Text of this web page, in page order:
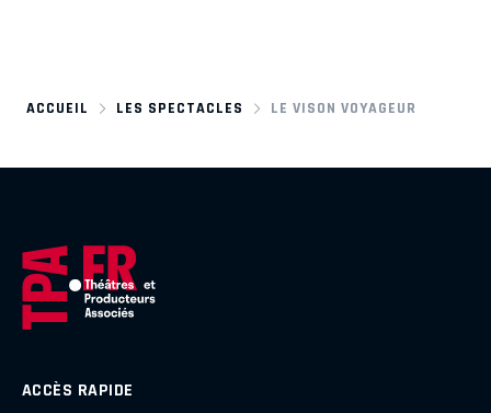
ACCUEIL LES SPECTACLES LE VISON VOYAGEUR
ACCÈS RAPIDE